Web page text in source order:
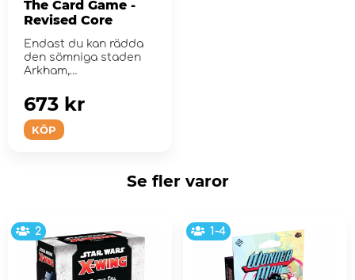
The Card Game -
Revised Core
Endast du kan rädda
den sömniga staden
Arkham,
KÖP
673 kr
Se fler varor
2 1-4